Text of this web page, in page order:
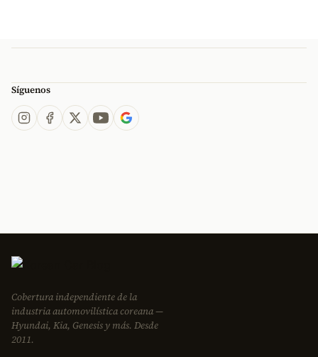
Síguenos
Cobertura independiente de la
industria automovilística coreana —
Hyundai, Kia, Genesis y más. Desde
2011.